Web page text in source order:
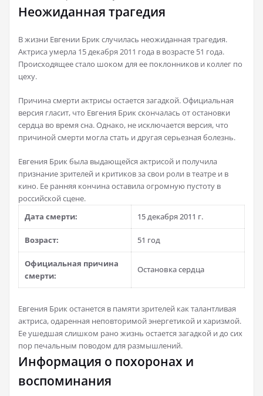
Неожиданная трагедия
В жизни Евгении Брик случилась неожиданная трагедия.
Актриса умерла 15 декабря 2011 года в возрасте 51 года.
Происходящее стало шоком для ее поклонников и коллег по
цеху.
Причина смерти актрисы остается загадкой. Официальная
версия гласит, что Евгения Брик скончалась от остановки
сердца во время сна. Однако, не исключается версия, что
причиной смерти могла стать и другая серьезная болезнь.
Евгения Брик была выдающейся актрисой и получила
признание зрителей и критиков за свои роли в театре и в
кино. Ее ранняя кончина оставила огромную пустоту в
российской сцене.
Дата смерти:
15 декабря 2011 г.
Возраст: 51 год
Официальная причина
смерти:
Остановка сердца
Евгения Брик останется в памяти зрителей как талантливая
актриса, одаренная неповторимой энергетикой и харизмой.
Ее ушедшая слишком рано жизнь остается загадкой и до сих
пор печальным поводом для размышлений.
Информация о похоронах и
воспоминания